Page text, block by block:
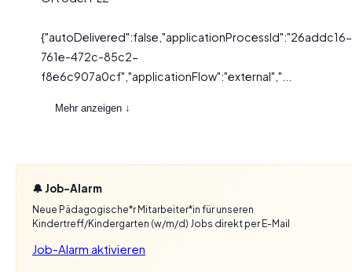
{"autoDelivered":false,"applicationProcessId":"26addc16-
761e-472c-85c2-
f8e6c907a0cf","applicationFlow":"external","...
Mehr anzeigen ↓
🔔 Job-Alarm
Neue Pädagogische*r Mitarbeiter*in für unseren
Kindertreff/Kindergarten (w/m/d) Jobs direkt per E-Mail
Job-Alarm aktivieren